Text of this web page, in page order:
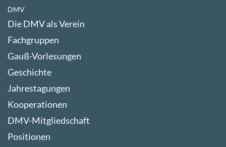
DMV
Die DMV als Verein
Fachgruppen
Gauß-Vorlesungen
Geschichte
Jahrestagungen
Kooperationen
DMV-Mitgliedschaft
Positionen